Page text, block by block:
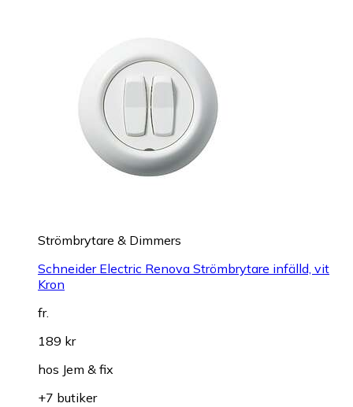
Strömbrytare & Dimmers
Schneider Electric Renova Strömbrytare infälld, vit
Kron
fr.
189 kr
hos Jem & fix
+7 butiker